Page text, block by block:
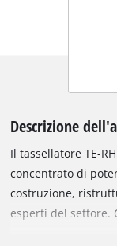
Descrizione
Il tassellatore TE-
concentrato di
costruzione,
esperti del settore.